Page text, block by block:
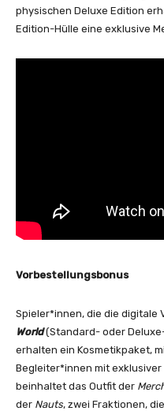
physischen Deluxe Edition
Edition-Hülle eine exklusive
Vorbestellungsbonus
Spieler*innen, die die digitale
World(Standard- oder
erhalten ein Kosmetikpaket,
Begleiter*innen mit
beinhaltet das Outfit der
der Nauts, zwei Fraktionen,